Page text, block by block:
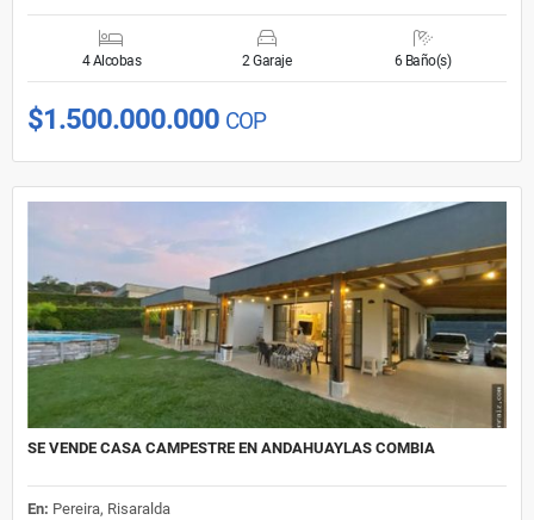
4 Alcobas 2 Garaje 6 Baño(s)
$1.500.000.000 COP
SE VENDE CASA CAMPESTRE EN ANDAHUAYLAS COMBIA
En: Pereira, Risaralda